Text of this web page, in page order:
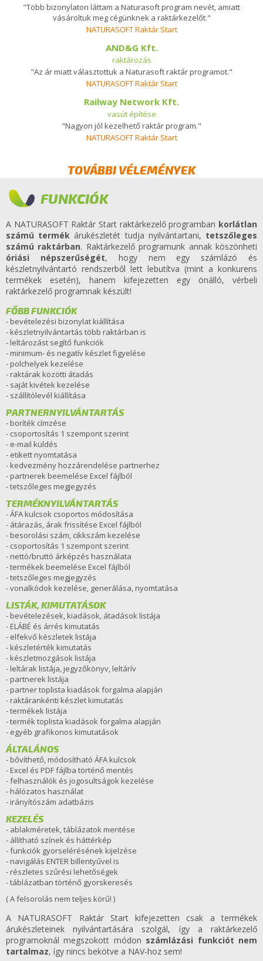
"Több bizonylaton láttam a Naturasoft program nevét, amiatt
vásároltuk meg cégünknek a raktárkezelőt."
NATURASOFT Raktár Start
AND&G Kft.
raktározás
"Az ár miatt választottuk a Naturasoft raktár programot."
NATURASOFT Raktár Start
Railway Network Kft.
vasút építése
"Nagyon jól kezelhető raktár program."
NATURASOFT Raktár Start
TOVÁBBI VÉLEMÉNYEK
FUNKCIÓK
A NATURASOFT Raktár Start raktárkezelő programban korlátlan
számú termék árukészletét tudja nyilvántartani, tetszőleges
számú raktárban. Raktárkezelő programunk annak köszönheti
óriási népszerűségét, hogy nem egy számlázó és
készletnyilvántartó rendszerből lett lebutítva (mint a konkurens
termékek esetén), hanem kifejezetten egy önálló, vérbeli
raktárkezelő programnak készült!
FŐBB FUNKCIÓK
- bevételezési bizonylat kiállítása
- készletnyilvántartás több raktárban is
- leltározást segítő funkciók
- minimum- és negatív készlet figyelése
- polchelyek kezelése
- raktárak közötti átadás
- saját kivétek kezelése
- szállítólevél kiállítása
PARTNERNYILVÁNTARTÁS
- boríték címzése
- csoportosítás 1 szempont szerint
- e-mail küldés
- etikett nyomtatása
- kedvezmény hozzárendelése partnerhez
- partnerek beemelése Excel fájlból
- tetszőleges megjegyzés
TERMÉKNYILVÁNTARTÁS
- ÁFA kulcsok csoportos módosítása
- átárazás, árak frissítése Excel fájlból
- besorolási szám, cikkszám kezelése
- csoportosítás 1 szempont szerint
- nettó/bruttó árképzés használata
- termékek beemelése Excel fájlból
- tetszőleges megjegyzés
- vonalkódok kezelése, generálása, nyomtatása
LISTÁK, KIMUTATÁSOK
- bevételezések, kiadások, átadások listája
- ELÁBÉ és árrés kimutatás
- elfekvő készletek listája
- készletérték kimutatás
- készletmozgások listája
- leltárak listája, jegyzőkönyv, leltárív
- partnerek listája
- partner toplista kiadások forgalma alapján
- raktárankénti készlet kimutatás
- termékek listája
- termék toplista kiadások forgalma alapján
- egyéb grafikonos kimutatások
ÁLTALÁNOS
- bővíthető, módosítható ÁFA kulcsok
- Excel és PDF fájlba történő mentés
- felhasználók és jogosultságok kezelése
- hálózatos használat
- irányítószám adatbázis
KEZELÉS
- ablakméretek, táblázatok mentése
- állítható színek és háttérkép
- funkciók gyorselérésének kijelzése
- navigálás ENTER billentyűvel is
- részletes szűrési lehetőségek
- táblázatban történő gyorskeresés
( A felsorolás nem teljes körű! )
A NATURASOFT Raktár Start kifejezetten csak a termékek
árukészleteinek nyilvántartására szolgál, így a raktárkezelő
programoknál megszokott módon számlázási funkciót nem
tartalmaz, így nincs bekötve a NAV-hoz sem!